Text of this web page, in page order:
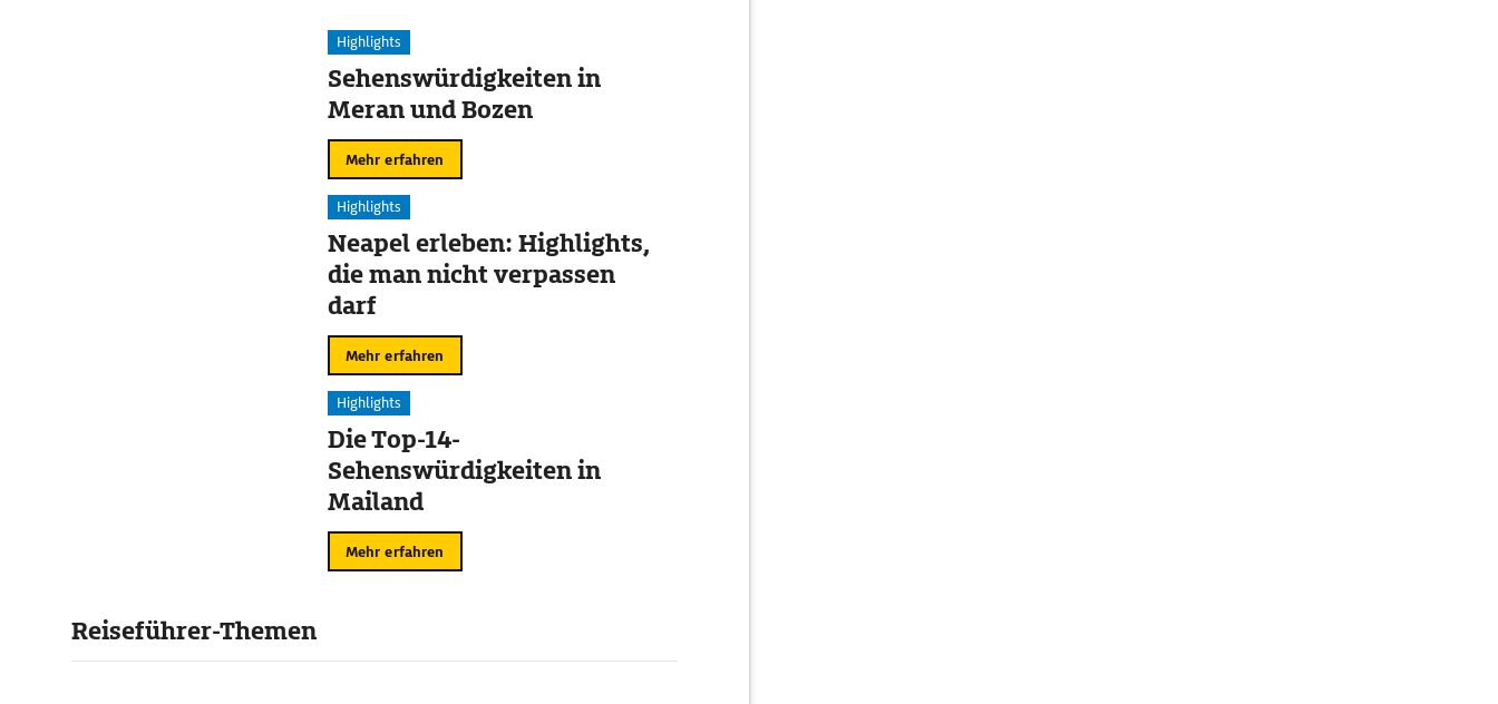
Highlights
Sehenswürdigkeiten in
Meran und Bozen
Mehr erfahren
Highlights
Neapel erleben: Highlights,
die man nicht verpassen
darf
Mehr erfahren
Highlights
Die Top-14-
Sehenswürdigkeiten in
Mailand
Mehr erfahren
Reiseführer-Themen